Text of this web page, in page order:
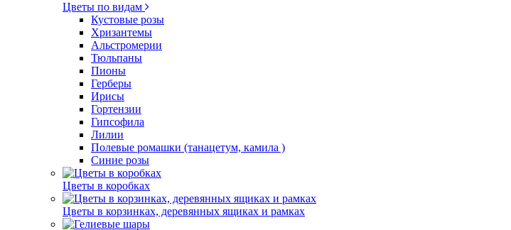
Цветы по видам
Кустовые розы
Хризантемы
Альстромерии
Тюльпаны
Пионы
Герберы
Ирисы
Гортензии
Гипсофила
Лилии
Полевые ромашки (танацетум, камила )
Синие розы
Цветы в коробках
Цветы в корзинках, деревянных ящиках и рамках